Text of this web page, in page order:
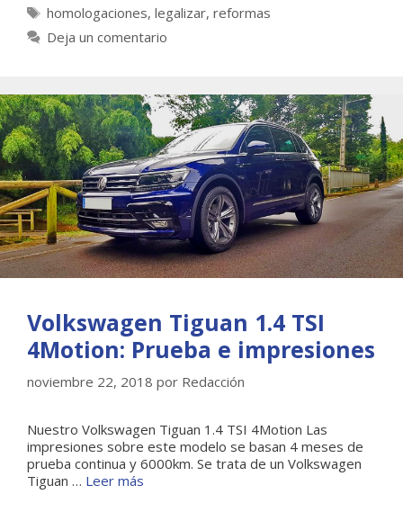
Etiquetas
homologaciones, legalizar, reformas
Deja un comentario
Volkswagen Tiguan 1.4 TSI
4Motion: Prueba e impresiones
noviembre 22, 2018 por Redacción
Nuestro Volkswagen Tiguan 1.4 TSI 4Motion Las
impresiones sobre este modelo se basan 4 meses de
prueba continua y 6000km. Se trata de un Volkswagen
Tiguan … Leer más